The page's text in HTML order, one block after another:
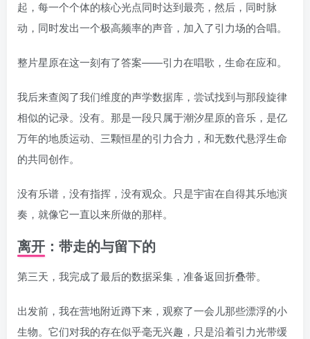
起，每一个个体的核心光点同时达到最亮，然后，同时脉
动，同时发出一个极高频率的声音，加入了引力场的合唱。
整片星原在这一刻有了答案——引力在唱歌，生命在应和。
我后来查阅了我们维度的声学数据库，尝试找到与那段旋律
相似的记录。没有。那是一段只属于潮汐星原的音乐，是亿
万年的地质运动、三颗恒星的引力合力，和无数代悬浮生命
的共同创作。
没有乐谱，没有指挥，没有观众。只是宇宙在自得其乐地演
奏，就像它一直以来所做的那样。
离开：带走的与留下的
第三天，我完成了最后的数据采集，准备返回折叠带。
出发前，我在营地附近蹲下来，观察了一会儿那些漂浮的小
生物。它们对我的存在似乎毫无兴趣，只是沿着引力光带缓